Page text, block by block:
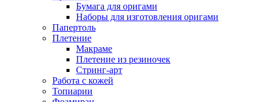
Бумага для оригами
Наборы для изготовления оригами
Папертоль
Плетение
Макраме
Плетение из резиночек
Стринг-арт
Работа с кожей
Топиарии